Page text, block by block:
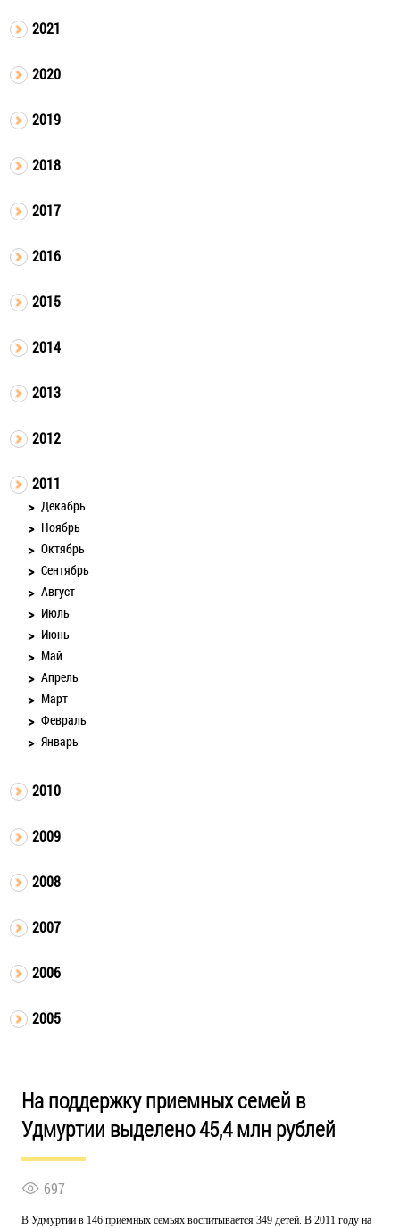
2021
2020
2019
2018
2017
2016
2015
2014
2013
2012
2011
Декабрь
Ноябрь
Октябрь
Сентябрь
Август
Июль
Июнь
Май
Апрель
Март
Февраль
Январь
2010
2009
2008
2007
2006
2005
На поддержку приемных семей в
Удмуртии выделено 45,4 млн рублей
697
В Удмуртии в 146 приемных семьях воспитывается 349 детей. В 2011 году на